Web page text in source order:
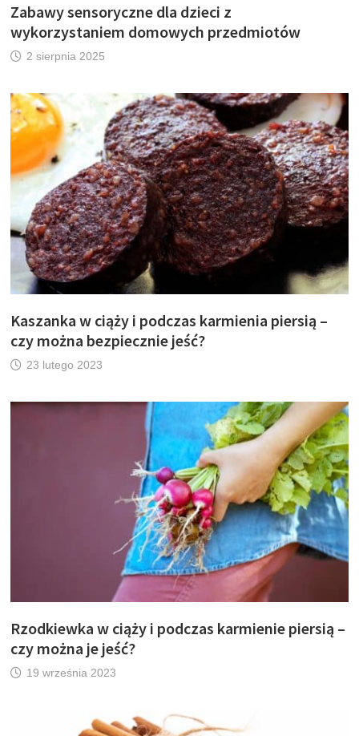
Zabawy sensoryczne dla dzieci z
wykorzystaniem domowych przedmiotów
2 sierpnia 2025
Kaszanka w ciąży i podczas karmienia piersią –
czy można bezpiecznie jeść?
23 lutego 2023
Rzodkiewka w ciąży i podczas karmienie piersią –
czy można je jeść?
19 września 2023